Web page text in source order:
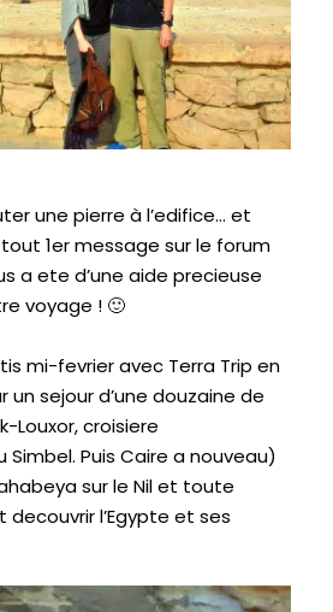
une pierre à l’edifice… et
1er message sur le forum
a ete d’une aide precieuse
voyage ! 🙂
mi-fevrier avec Terra Trip en
un sejour d’une douzaine de
Louxor, croisiere
Simbel. Puis Caire a nouveau)
sur le Nil et toute
decouvrir l’Egypte et ses